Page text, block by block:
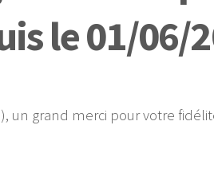
le 01/06/
un grand merci pour votre